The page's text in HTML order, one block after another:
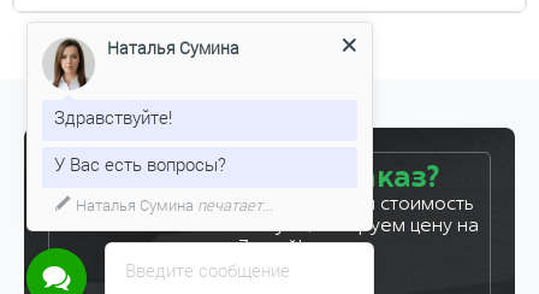
Готовы сделать заказ?
Оставьте заявку, и мы рассчитаем стоимость
вашего заказа за 5 минут. Фиксируем цену на
7 дней!
Введите сообщение
Наталья Сумина
Здравствуйте!
У Вас есть вопросы?
Наталья Сумина печатает...